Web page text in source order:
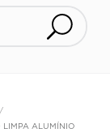
LIMPA ALUMÍNIO